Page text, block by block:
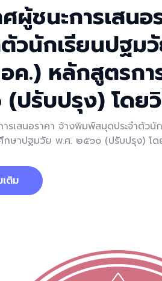
ศผู้ชนะการเสน
ตัวนักเรียนปฐ
ค.) หลักสูตรก
ปรับปรุง) โดยวิ
ารเสนอราคา จ้างพิมพ์สมุดประจำตั
ษาปฐมวัย พ.ศ. ๒๕๖๐ (ปรับปรุง) โดย
ติม